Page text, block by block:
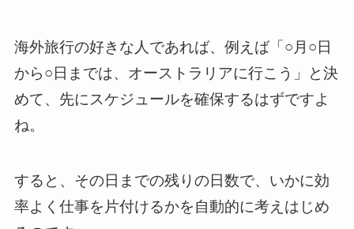
海外旅行の好きな人であれば、例えば「○月○日
から○日までは、オーストラリアに行こう」と決
めて、先にスケジュールを確保するはずですよ
ね。
すると、その日までの残りの日数で、いかに効
率よく仕事を片付けるかを自動的に考えはじめ